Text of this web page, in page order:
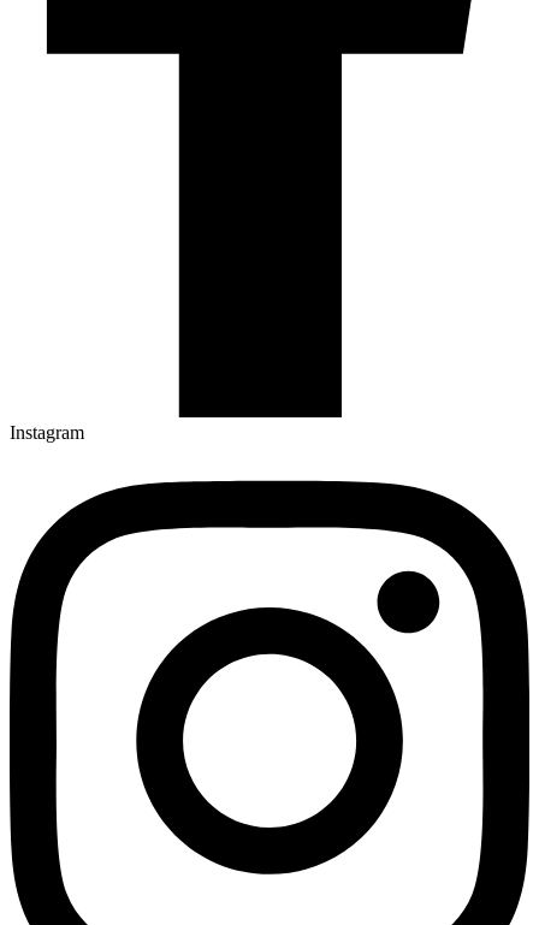
Instagram